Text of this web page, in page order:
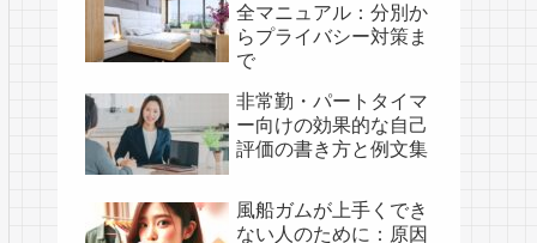
全マニュアル：分別か
らプライバシー対策ま
で
非常勤・パートタイマ
ー向けの効果的な自己
評価の書き方と例文集
風船ガムが上手くでき
ない人のために：原因